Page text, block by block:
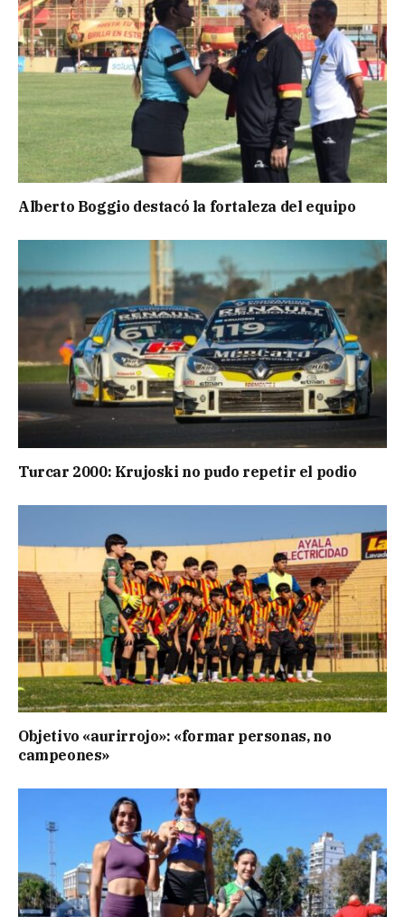
Alberto Boggio destacó la fortaleza del equipo
Turcar 2000: Krujoski no pudo repetir el podio
Objetivo «aurirrojo»: «formar personas, no
campeones»